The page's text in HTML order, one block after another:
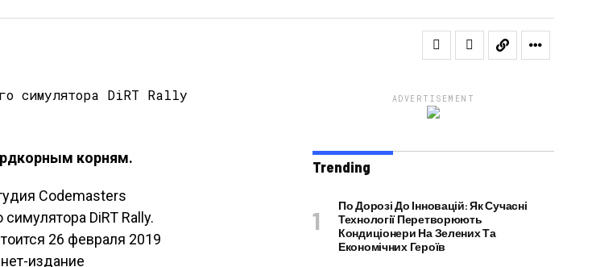
корням.
Codemasters
DiRT Rally.
26 февраля 2019
издание
ADVERTISEMENT
Trending
По Дорозі До Інновацій: Як Сучасні
Технології Перетворюють
Кондиціонери На Зелених Та
Економічних Героїв